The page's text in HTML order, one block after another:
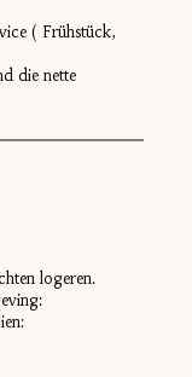
( Frühstück,
die nette
logeren.